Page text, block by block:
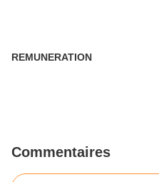
REMUNERATION
Commentaires